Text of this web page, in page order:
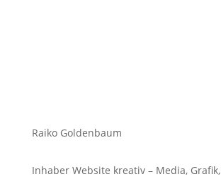
Raiko Goldenbaum
Inhaber Website kreativ – Media,